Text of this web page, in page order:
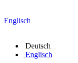
Englisch
Deutsch
Englisch